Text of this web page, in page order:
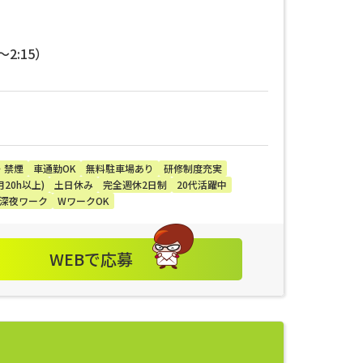
）
禁煙 車通勤OK 無料駐車場あり
研修制度充実
20h以上)
土日休み 完全週休2日制
20代活躍中
深夜ワーク
WワークOK
WEBで応募